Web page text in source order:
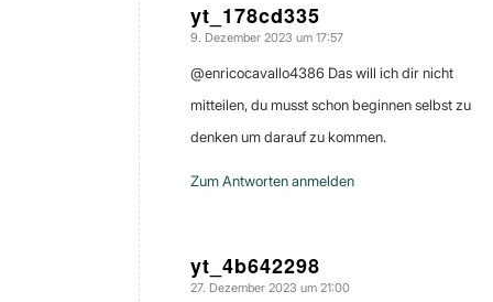
yt_178cd335
sagte:
9. Dezember 2023 um 17:57
@enricocavallo4386 Das will ich dir nicht
mitteilen, du musst schon beginnen selbst zu
denken um darauf zu kommen.
Zum Antworten anmelden
yt_4b642298
sagte:
27. Dezember 2023 um 21:00